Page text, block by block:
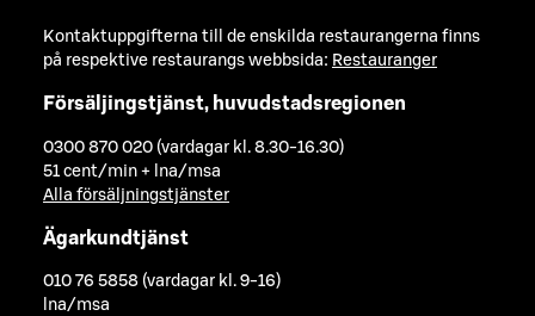
Kontaktuppgifterna till de enskilda restaurangerna finns
på respektive restaurangs webbsida: Restauranger
Försäljingstjänst, huvudstadsregionen
0300 870 020 (vardagar kl. 8.30-16.30)
51 cent/min + lna/msa
Alla försäljningstjänster
Ägarkundtjänst
010 76 5858 (vardagar kl. 9-16)
lna/msa